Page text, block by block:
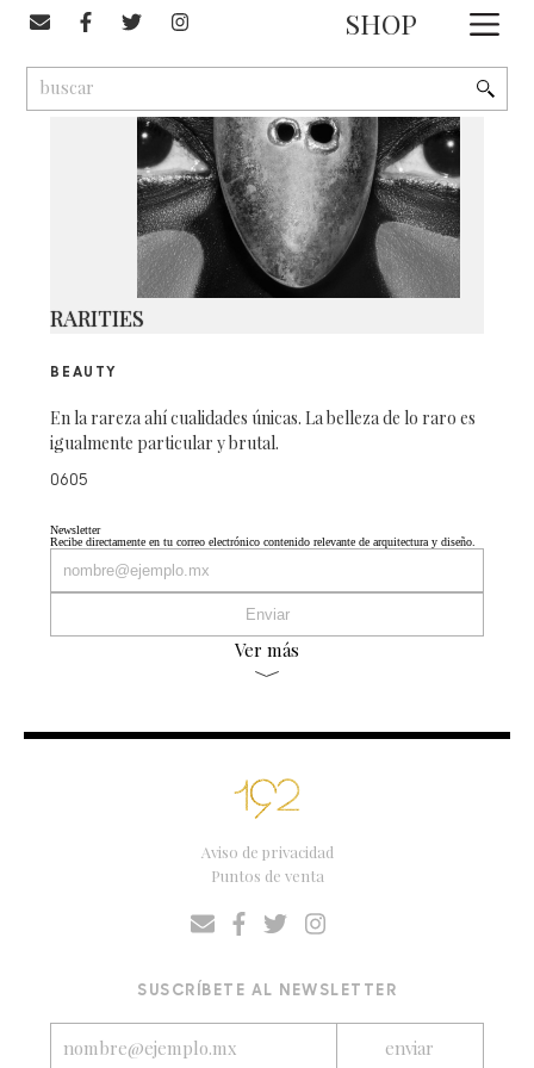
SHOP
RARITIES
BEAUTY
En la rareza ahí cualidades únicas. La belleza de lo raro es
igualmente particular y brutal.
0605
Newsletter
Recibe directamente en tu correo electrónico contenido relevante de arquitectura y diseño.
Ver más
Aviso de privacidad
Puntos de venta
SUSCRÍBETE AL NEWSLETTER